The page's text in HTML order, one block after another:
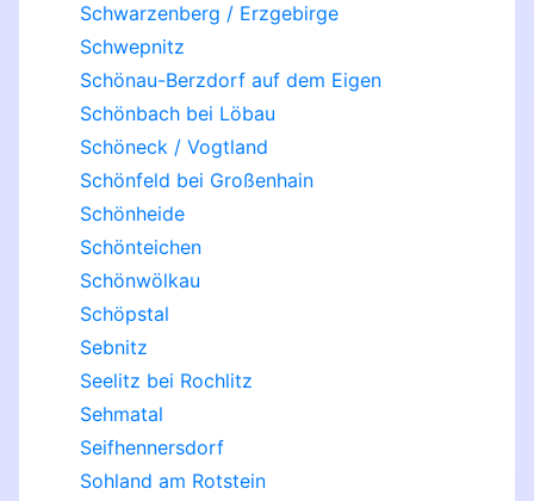
Schwarzenberg / Erzgebirge
Schwepnitz
Schönau-Berzdorf auf dem Eigen
Schönbach bei Löbau
Schöneck / Vogtland
Schönfeld bei Großenhain
Schönheide
Schönteichen
Schönwölkau
Schöpstal
Sebnitz
Seelitz bei Rochlitz
Sehmatal
Seifhennersdorf
Sohland am Rotstein